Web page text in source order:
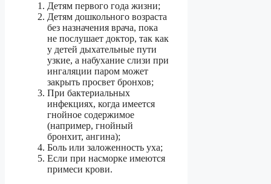
Детям первого года жизни;
Детям дошкольного возраста
без назначения врача, пока
не послушает доктор, так как
у детей дыхательные пути
узкие, а набухание слизи при
ингаляции паром может
закрыть просвет бронхов;
При бактериальных
инфекциях, когда имеется
гнойное содержимое
(например, гнойный
бронхит, ангина);
Боль или заложенность уха;
Если при насморке имеются
примеси крови.